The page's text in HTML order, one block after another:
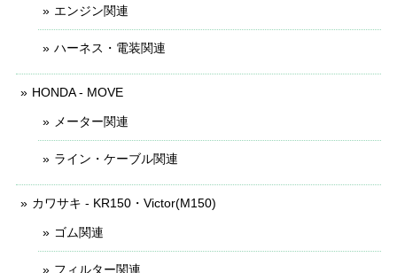
エンジン関連
ハーネス・電装関連
HONDA - MOVE
メーター関連
ライン・ケーブル関連
カワサキ - KR150・Victor(M150)
ゴム関連
フィルター関連